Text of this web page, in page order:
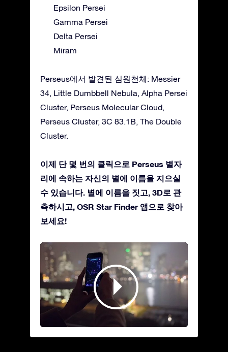
Epsilon Persei
Gamma Persei
Delta Persei
Miram
Perseus에서 발견된 심원천체: Messier
34, Little Dumbbell Nebula, Alpha Persei
Cluster, Perseus Molecular Cloud,
Perseus Cluster, 3C 83.1B, The Double
Cluster.
이제 단 몇 번의 클릭으로 Perseus 별자
리에 속하는 자신의 별에 이름을 지으실
수 있습니다. 별에 이름을 짓고, 3D로 관
측하시고, OSR Star Finder 앱으로 찾아
보세요!